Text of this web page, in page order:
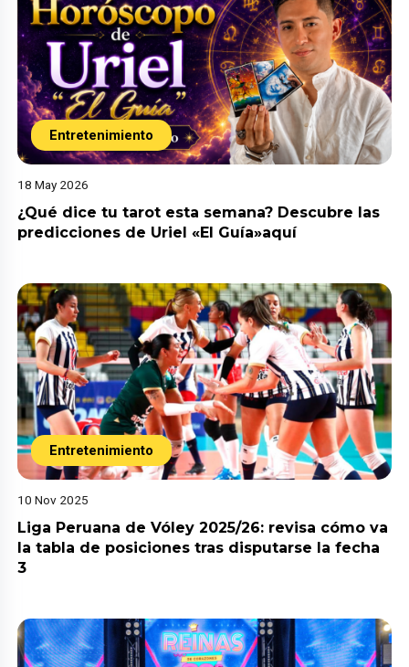
Entretenimiento
18 May 2026
¿Qué dice tu tarot esta semana? Descubre las
predicciones de Uriel «El Guía»aquí
Entretenimiento
10 Nov 2025
Liga Peruana de Vóley 2025/26: revisa cómo va
la tabla de posiciones tras disputarse la fecha
3